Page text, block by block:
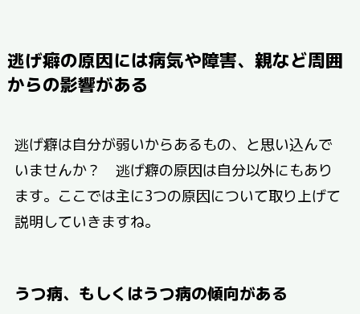
逃げ癖の原因には病気や障害、親など周囲
からの影響がある
逃げ癖は自分が弱いからあるもの、と思い込んで
いませんか？ 逃げ癖の原因は自分以外にもあり
ます。ここでは主に3つの原因について取り上げて
説明していきますね。
うつ病、もしくはうつ病の傾向がある